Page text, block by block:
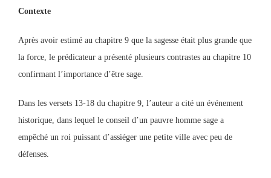
Contexte
Après avoir estimé au chapitre 9 que la sagesse était plus grande que
la force, le prédicateur a présenté plusieurs contrastes au chapitre 10
confirmant l’importance d’être sage.
Dans les versets 13-18 du chapitre 9, l’auteur a cité un événement
historique, dans lequel le conseil d’un pauvre homme sage a
empêché un roi puissant d’assiéger une petite ville avec peu de
défenses.